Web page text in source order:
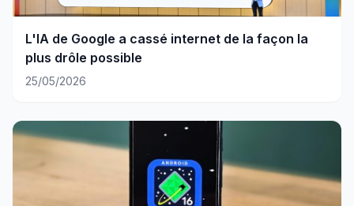
L'IA de Google a cassé internet de la façon la
plus drôle possible
25/05/2026